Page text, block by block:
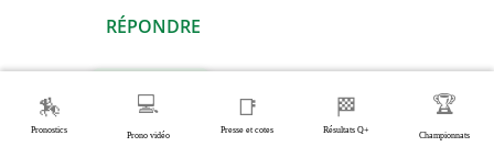
RÉPONDRE
Bonjour à tous
🏇
Pronostics
💻
Prono vidéo
📑
Presse et cotes
🏁
Résultats Q+
🏆
Championnats